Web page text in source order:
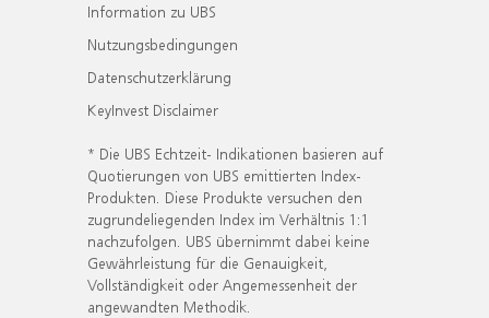
Information zu UBS
Nutzungsbedingungen
Datenschutzerklärung
KeyInvest Disclaimer
* Die UBS Echtzeit- Indikationen basieren auf
Quotierungen von UBS emittierten Index-
Produkten. Diese Produkte versuchen den
zugrundeliegenden Index im Verhältnis 1:1
nachzufolgen. UBS übernimmt dabei keine
Gewährleistung für die Genauigkeit,
Vollständigkeit oder Angemessenheit der
angewandten Methodik.